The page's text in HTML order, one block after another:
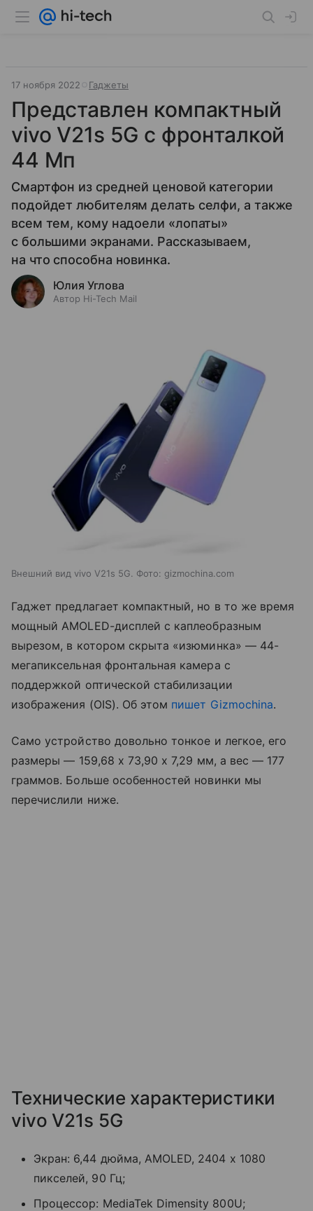
17 ноября 2022 Гаджеты
Представлен компактный
vivo V21s 5G c фронталкой
44 Мп
Смартфон из средней ценовой категории
подойдет любителям делать селфи, а также
всем тем, кому надоели «лопаты»
с большими экранами. Рассказываем,
на что способна новинка.
Юлия Углова
Автор Hi-Tech Mail
Внешний вид vivo V21s 5G. Фото: gizmochina.com
Гаджет предлагает компактный, но в то же время
мощный AMOLED-дисплей с каплеобразным
вырезом, в котором скрыта «изюминка» — 44-
мегапиксельная фронтальная камера с
поддержкой оптической стабилизации
изображения (OIS). Об этом пишет Gizmochina.
Само устройство довольно тонкое и легкое, его
размеры— 159,68 x 73,90 x 7,29 мм, а вес— 177
граммов. Больше особенностей новинки мы
перечислили ниже.
Технические характеристики
vivo V21s 5G
Экран: 6,44 дюйма, AMOLED, 2404 x 1080
пикселей, 90 Гц;
Процессор: MediaTek Dimensity 800U;